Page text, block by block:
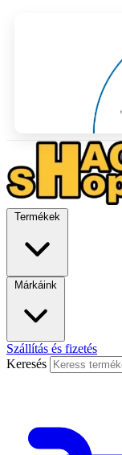
Termékek
Márkáink
Szállítás és fizetés
Keresés